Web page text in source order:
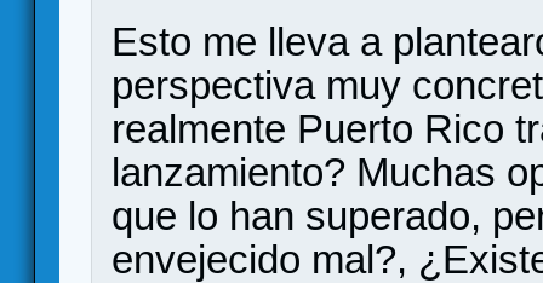
Esto me lleva a
perspectiva muy
realmente Puerto Rico
lanzamiento? Muchas
que lo han superado,
envejecido mal?,